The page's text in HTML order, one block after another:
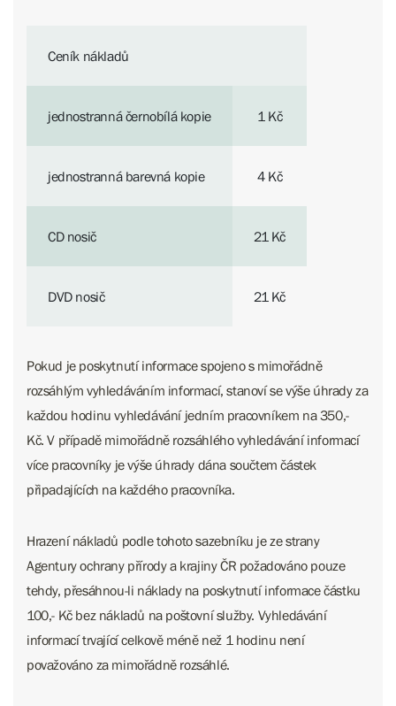
Ceník nákladů
jednostranná černobílá kopie 1 Kč
jednostranná barevná kopie 4 Kč
CD nosič 21 Kč
DVD nosič 21 Kč
Pokud je poskytnutí informace spojeno s mimořádně
rozsáhlým vyhledáváním informací, stanoví se výše úhrady za
každou hodinu vyhledávání jedním pracovníkem na 350,-
Kč. V případě mimořádně rozsáhlého vyhledávání informací
více pracovníky je výše úhrady dána součtem částek
připadajících na každého pracovníka.
Hrazení nákladů podle tohoto sazebníku je ze strany
Agentury ochrany přírody a krajiny ČR požadováno pouze
tehdy, přesáhnou-li náklady na poskytnutí informace částku
100,- Kč bez nákladů na poštovní služby. Vyhledávání
informací trvající celkově méně než 1 hodinu není
považováno za mimořádně rozsáhlé.